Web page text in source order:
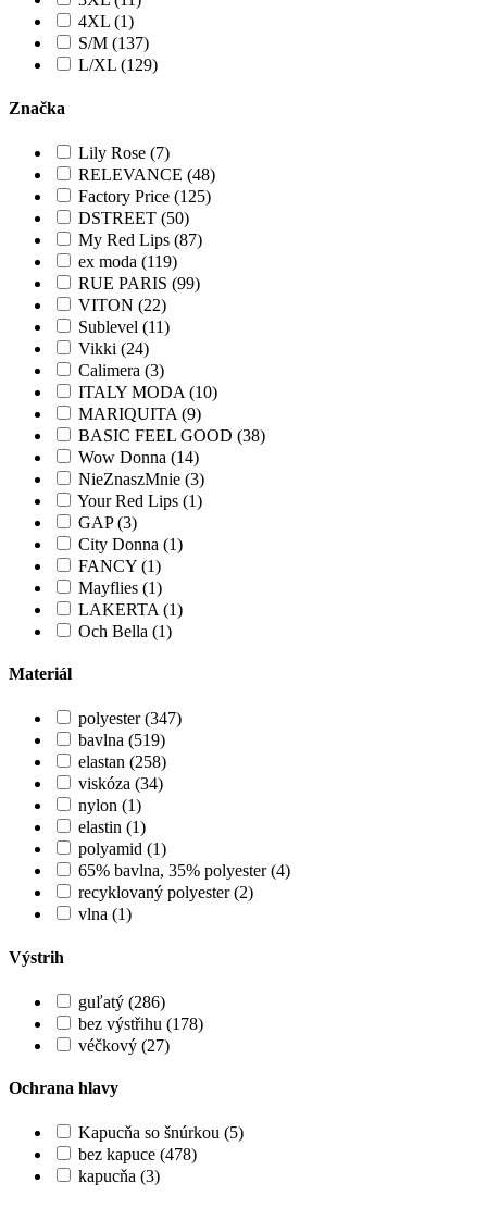
4XL (1)
S/M (137)
L/XL (129)
Značka
Lily Rose (7)
RELEVANCE (48)
Factory Price (125)
DSTREET (50)
My Red Lips (87)
ex moda (119)
RUE PARIS (99)
VITON (22)
Sublevel (11)
Vikki (24)
Calimera (3)
ITALY MODA (10)
MARIQUITA (9)
BASIC FEEL GOOD (38)
Wow Donna (14)
NieZnaszMnie (3)
Your Red Lips (1)
GAP (3)
City Donna (1)
FANCY (1)
Mayflies (1)
LAKERTA (1)
Och Bella (1)
Materiál
polyester (347)
bavlna (519)
elastan (258)
viskóza (34)
nylon (1)
elastin (1)
polyamid (1)
65% bavlna, 35% polyester (4)
recyklovaný polyester (2)
vlna (1)
Výstrih
guľatý (286)
bez výstřihu (178)
véčkový (27)
Ochrana hlavy
Kapucňa so šnúrkou (5)
bez kapuce (478)
kapucňa (3)